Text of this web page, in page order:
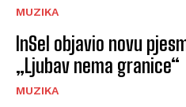
MUZIKA
InSel objavio novu
„Ljubav nema granice“
MUZIKA